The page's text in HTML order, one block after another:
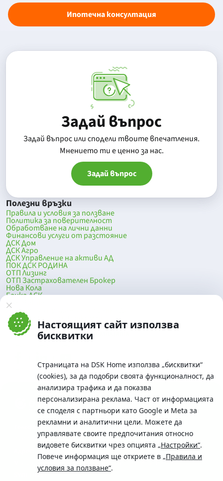
Настоящият сайт използва
бисквитки
Страницата на DSK Home използва „бисквитки“
(cookies), за да подобри своята функционалност, да
анализира трафика и да показва
персонализирана реклама. Част от информацията
се споделя с партньори като Google и Meta за
рекламни и аналитични цели. Можете да
управлявате своите предпочитания относно
видовете бисквитки чрез опцията „Настройки“.
Повече информация ще откриете в „Правила и
условия за ползване“.
Ипотечна консултация
Задай въпрос
Задай въпрос или сподели твоите впечатления.
Mнението ти е ценно за нас.
Задай въпрос
Полезни връзки
Правила и условия за ползване
Политика за поверителност
Обработване на лични данни
Финансови услуги от разстояние
ДСК Дом
ДСК Агро
ДСК Управление на активи АД
ПОК ДСК РОДИНА
ОТП Лизинг
ОТП Застрахователен Брокер
Нова Кола
Банка ДСК
DSK Mobile
Оферти за продажба от Банка ДСК
Клонова мрежа и банкомати
До началото на страницата
Телефон:
0700 10 375 / *2375
Московска No.19 / ул. Г. Бенковски No. 5, София 1036
SWIFT/BIC: